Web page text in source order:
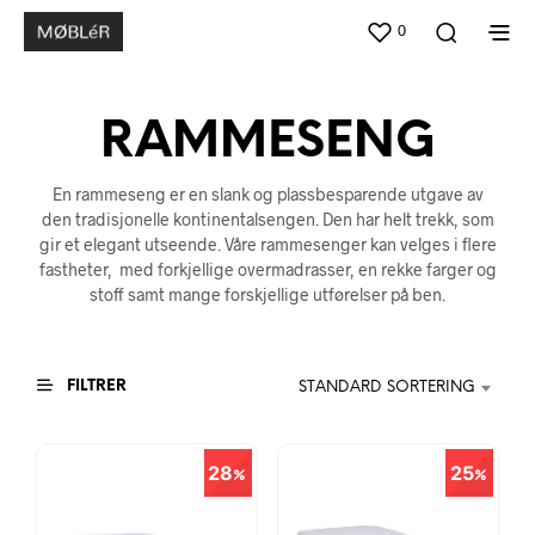
0
RAMMESENG
En rammeseng er en slank og plassbesparende utgave av
den tradisjonelle kontinentalsengen. Den har helt trekk, som
gir et elegant utseende. Våre rammesenger kan velges i flere
fastheter, med forkjellige overmadrasser, en rekke farger og
stoff samt mange forskjellige utførelser på ben.
FILTRER STANDARD SORTERING
28 25